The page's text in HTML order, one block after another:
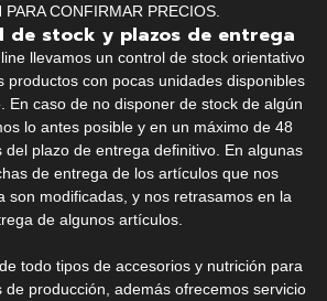
PARA CONFIRMAR PRECIOS.
de stock y plazos de entrega
llevamos un control de stock orientativo
productos con pocas unidades disponibles
En caso de no disponer de stock de algún
lo antes posible y en un máximo de 48
del plazo de entrega definitivo. En algunas
de entrega de los artículos que nos
son modificadas, y nos retrasamos en la
de algunos artículos.
todo tipos de accesorios y nutrición para
de producción, además ofrecemos servicio